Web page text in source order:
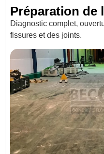
Préparation de
Diagnostic complet,
fissures et des joints.